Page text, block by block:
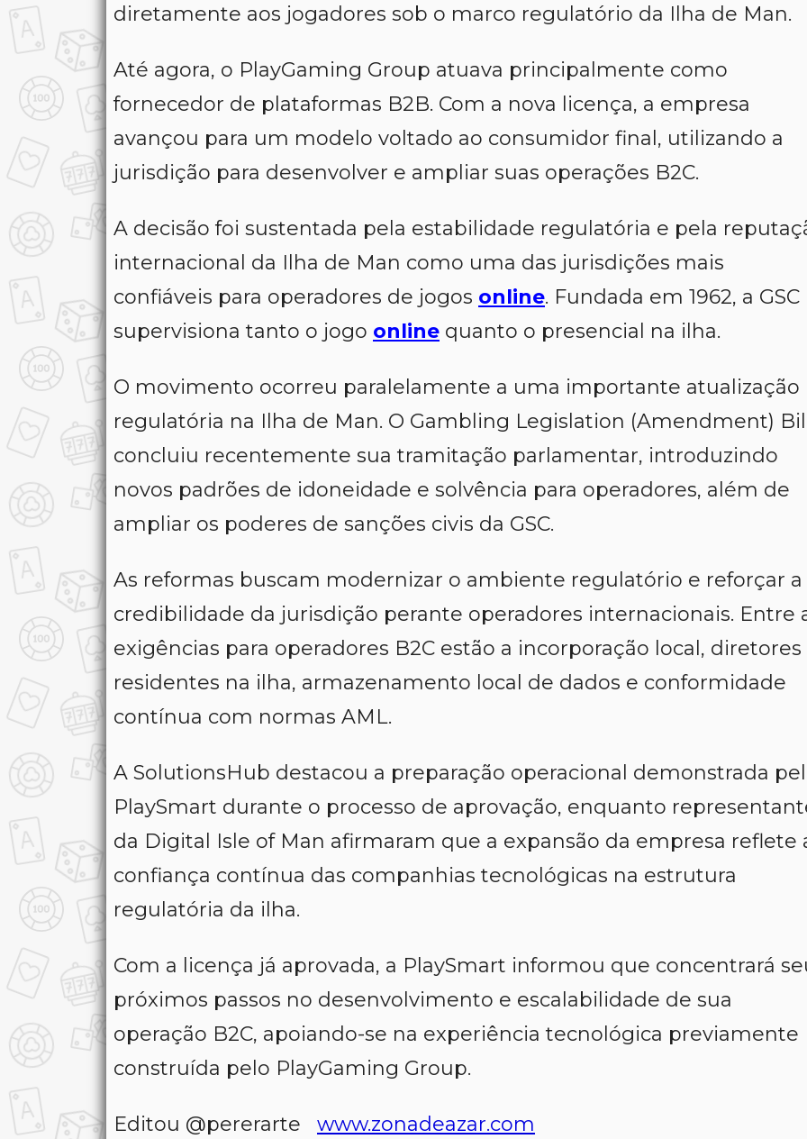
diretamente aos jogadores sob o marco regulatório da Ilha de Man.
Até agora, o PlayGaming Group atuava principalmente como
fornecedor de plataformas B2B. Com a nova licença, a empresa
avançou para um modelo voltado ao consumidor final, utilizando a
jurisdição para desenvolver e ampliar suas operações B2C.
A decisão foi sustentada pela estabilidade regulatória e pela
internacional da Ilha de Man como uma das jurisdições mais
confiáveis para operadores de jogos online. Fundada em 1962, a GSC
supervisiona tanto o jogo online quanto o presencial na ilha.
O movimento ocorreu paralelamente a uma importante atualização
regulatória na Ilha de Man. O Gambling Legislation (Amendment)
concluiu recentemente sua tramitação parlamentar, introduzindo
novos padrões de idoneidade e solvência para operadores, além de
ampliar os poderes de sanções civis da GSC.
As reformas buscam modernizar o ambiente regulatório e reforçar a
credibilidade da jurisdição perante operadores internacionais. Entre
exigências para operadores B2C estão a incorporação local, diretores
residentes na ilha, armazenamento local de dados e conformidade
contínua com normas AML.
A SolutionsHub destacou a preparação operacional demonstrada
PlaySmart durante o processo de aprovação, enquanto
da Digital Isle of Man afirmaram que a expansão da empresa reflete
confiança contínua das companhias tecnológicas na estrutura
regulatória da ilha.
Com a licença já aprovada, a PlaySmart informou que concentrará
próximos passos no desenvolvimento e escalabilidade de sua
operação B2C, apoiando-se na experiência tecnológica previamente
construída pelo PlayGaming Group.
Editou @pererarte www.zonadeazar.com